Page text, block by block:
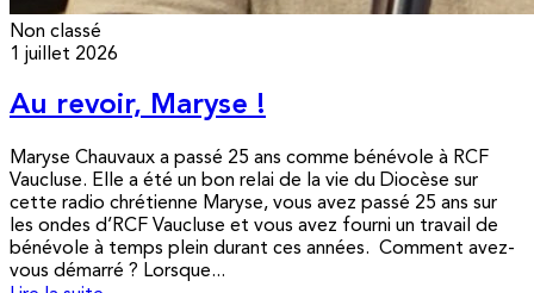
Non classé
1 juillet 2026
Au revoir, Maryse !
Maryse Chauvaux a passé 25 ans comme bénévole à RCF
Vaucluse. Elle a été un bon relai de la vie du Diocèse sur
cette radio chrétienne Maryse, vous avez passé 25 ans sur
les ondes d’RCF Vaucluse et vous avez fourni un travail de
bénévole à temps plein durant ces années. Comment avez-
vous démarré ? Lorsque...